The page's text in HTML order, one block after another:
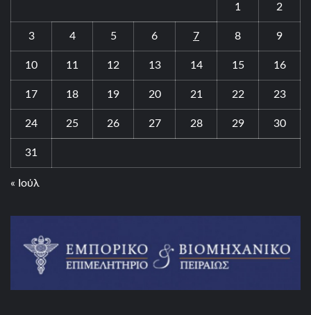
1 2
3 4 5 6 7 8 9
10 11 12 13 14 15 16
17 18 19 20 21 22 23
24 25 26 27 28 29 30
31
« Ιούλ